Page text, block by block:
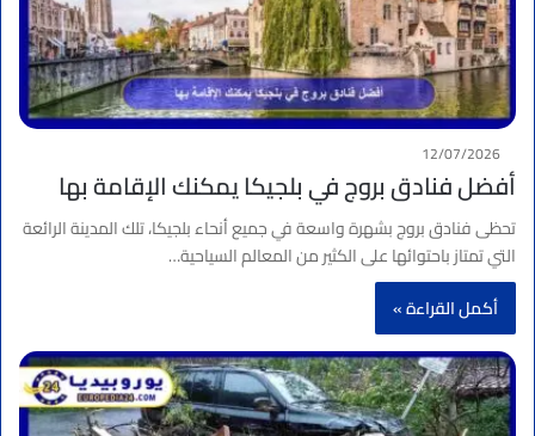
12/07/2026
أفضل فنادق بروج في بلجيكا يمكنك الإقامة بها
تحظى فنادق بروج بشهرة واسعة في جميع أنحاء بلجيكا، تلك المدينة الرائعة
التي تمتاز باحتوائها على الكثير من المعالم السياحية…
أكمل القراءة »